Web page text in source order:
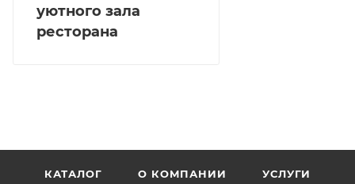
уютного зала
ресторана
КАТАЛОГ О КОМПАНИИ УСЛУГИ